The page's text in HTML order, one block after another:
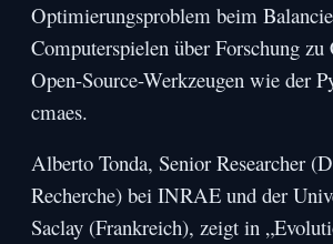
Optimierungsproblem beim
Computerspielen über Forschung
Open-Source-Werkzeugen wie der
cmaes.
Alberto Tonda, Senior Researcher
Recherche) bei INRAE und der
Saclay (Frankreich), zeigt in